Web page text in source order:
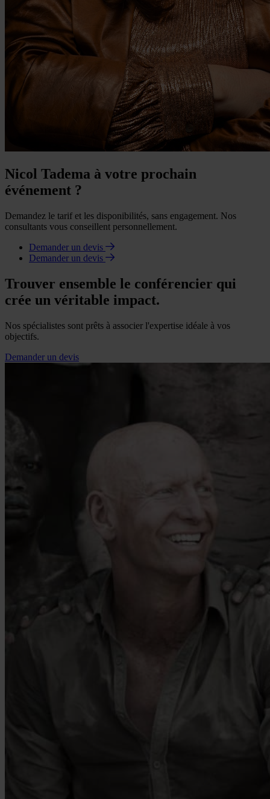
Nicol Tadema à votre prochain
événement ?
Demandez le tarif et les disponibilités, sans engagement. Nos
consultants vous conseillent personnellement.
Demander un devis
Demander un devis
Trouver ensemble le conférencier qui
crée un véritable impact.
Nos spécialistes sont prêts à associer l'expertise idéale à vos
objectifs.
Demander un devis